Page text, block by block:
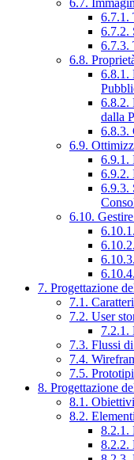
6.7.1.
6.7.2.
6.7.3.
6.8.
6.8.1.
6.8.2.
dalla
6.8.3.
6.9.
6.9.1.
6.9.2.
6.9.3.
6.10.
7. Progettazione
7.1.
7.2. User
7.2.1.
7.3. Flussi
7.4.
7.5.
8. Progettazione
8.1.
8.2.
8.2.1.
8.2.2.